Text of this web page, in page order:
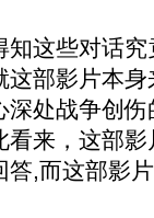
这些对话究
部影片本
深处战争创
来，这部
,而这部影